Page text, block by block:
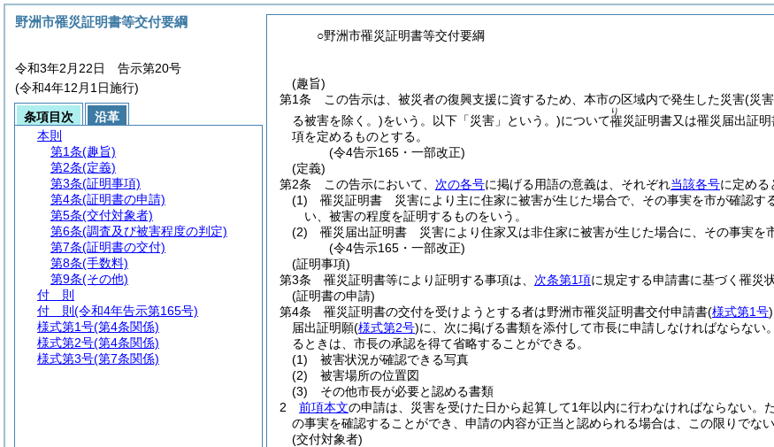
○野洲市罹災証明書等交付要綱
(趣旨)
第1条
この告示は、被災者の復興支援に資するため、本市の区域内で発生した災害(災
る被害を除く。)をいう。以下「災害」という。)について罹
り
災証明書又は罹災届出証明
項を定めるものとする。
(令4告示165・一部改正)
(定義)
第2条
この告示において、 次の各号に掲げる用語の意義は、それぞれ当該各号に定める
(1)
罹災証明書 災害により主に住家に被害が生じた場合で、その事実を市が確認す
い、被害の程度を証明するものをいう。
(2)
罹災届出証明書 災害により住家又は非住家に被害が生じた場合に、その事実を
(令4告示165・一部改正)
(証明事項)
第3条
罹災証明書等により証明する事項は、 次条第1項に規定する申請書に基づく罹災
(証明書の申請)
第4条
罹災証明書の交付を受けようとする者は野洲市罹災証明書交付申請書(様式第1号)
届出証明願(様式第2号)に、次に掲げる書類を添付して市長に申請しなければならない。
るときは、市長の承認を得て省略することができる。
(1)
被害状況が確認できる写真
(2)
被害場所の位置図
(3)
その他市長が必要と認める書類
2
前項本文の申請は、災害を受けた日から起算して1年以内に行わなければならない。
の事実を確認することができ、申請の内容が正当と認められる場合は、この限りでない
(交付対象者)
野洲市罹災証明書等交付要綱
令和3年2月22日 告示第20号
(令和4年12月1日施行)
条項目次
沿革
本則
第1条(趣旨)
第2条(定義)
第3条(証明事項)
第4条(証明書の申請)
第5条(交付対象者)
第6条(調査及び被害程度の判定)
第7条(証明書の交付)
第8条(手数料)
第9条(その他)
付 則
付 則 (令和4年告示第165号)
様式第1号(第4条関係)
様式第2号(第4条関係)
様式第3号(第7条関係)